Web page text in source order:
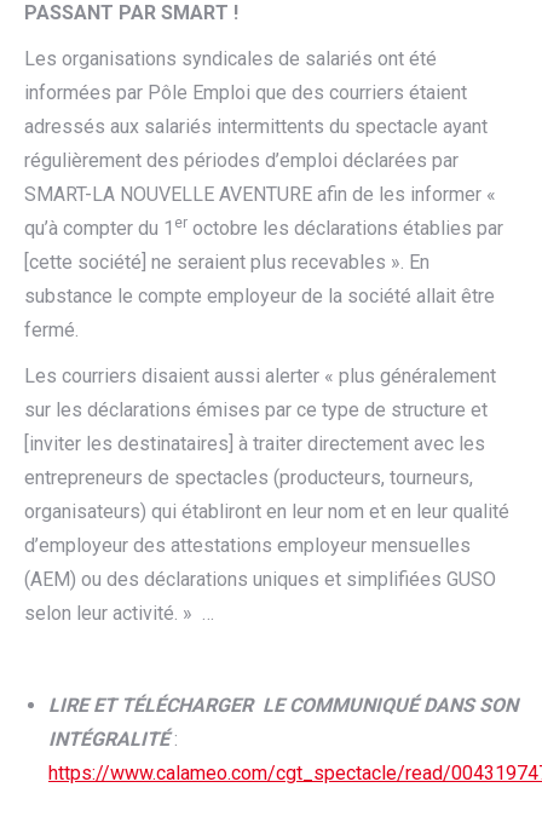
PASSANT PAR SMART !
Les organisations syndicales de salariés ont été
informées par Pôle Emploi que des courriers étaient
adressés aux salariés intermittents du spectacle ayant
régulièrement des périodes d’emploi déclarées par
SMART-LA NOUVELLE AVENTURE afin de les informer «
qu’à compter du 1 er octobre les déclarations établies par
[cette société] ne seraient plus recevables ». En
substance le compte employeur de la société allait être
fermé.
Les courriers disaient aussi alerter « plus généralement
sur les déclarations émises par ce type de structure et
[inviter les destinataires] à traiter directement avec les
entrepreneurs de spectacles (producteurs, tourneurs,
organisateurs) qui établiront en leur nom et en leur qualité
d’employeur des attestations employeur mensuelles
(AEM) ou des déclarations uniques et simplifiées GUSO
selon leur activité. » …
LIRE ET TÉLÉCHARGER LE COMMUNIQUÉ DANS SON
INTÉGRALITÉ:
https://www.calameo.com/cgt_spectacle/read/